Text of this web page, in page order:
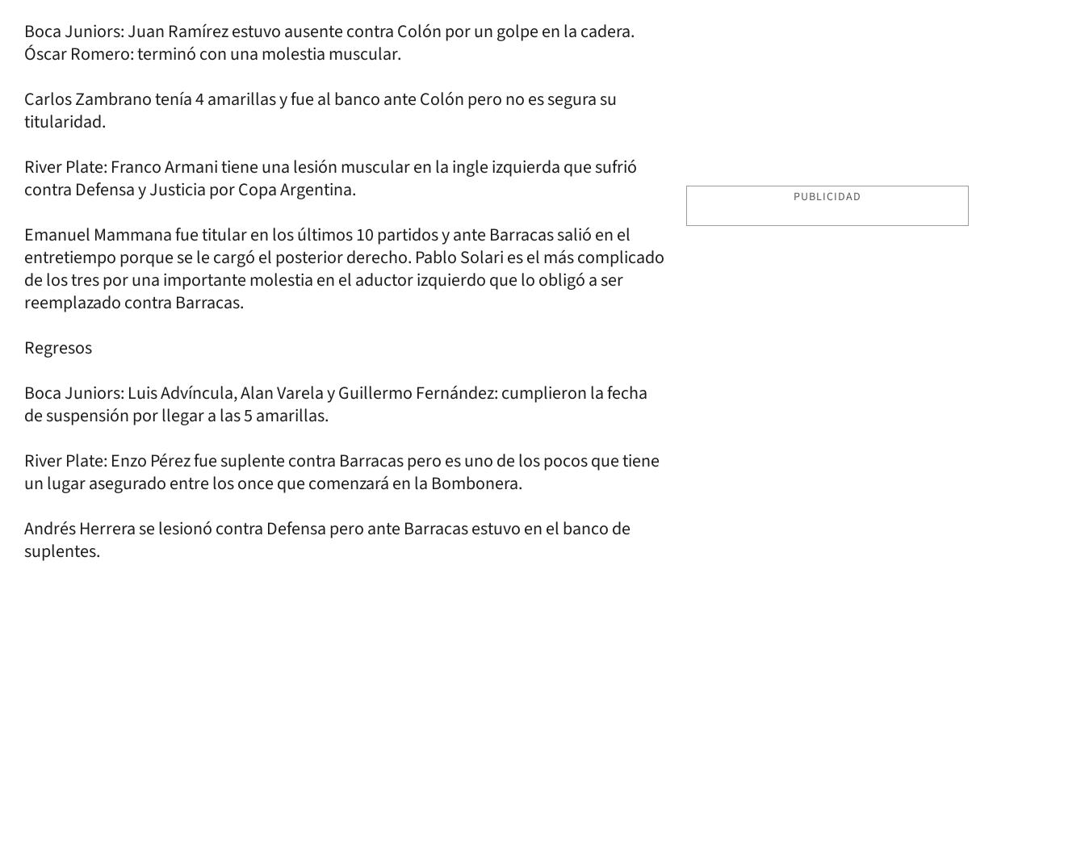
Boca Juniors: Juan Ramírez estuvo ausente contra Colón por un golpe en la cadera.
Óscar Romero: terminó con una molestia muscular.
Carlos Zambrano tenía 4 amarillas y fue al banco ante Colón pero no es segura su
titularidad.
River Plate: Franco Armani tiene una lesión muscular en la ingle izquierda que sufrió
contra Defensa y Justicia por Copa Argentina.
Emanuel Mammana fue titular en los últimos 10 partidos y ante Barracas salió en el
entretiempo porque se le cargó el posterior derecho. Pablo Solari es el más complicado
de los tres por una importante molestia en el aductor izquierdo que lo obligó a ser
reemplazado contra Barracas.
Regresos
Boca Juniors: Luis Advíncula, Alan Varela y Guillermo Fernández: cumplieron la fecha
de suspensión por llegar a las 5 amarillas.
River Plate: Enzo Pérez fue suplente contra Barracas pero es uno de los pocos que tiene
un lugar asegurado entre los once que comenzará en la Bombonera.
Andrés Herrera se lesionó contra Defensa pero ante Barracas estuvo en el banco de
suplentes.
PUBLICIDAD